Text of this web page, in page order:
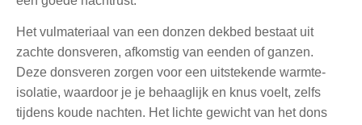
Het vulmateriaal van een donzen dekbed bestaat uit
zachte donsveren, afkomstig van eenden of ganzen.
Deze donsveren zorgen voor een uitstekende warmte-
isolatie, waardoor je je behaaglijk en knus voelt, zelfs
tijdens koude nachten. Het lichte gewicht van het dons